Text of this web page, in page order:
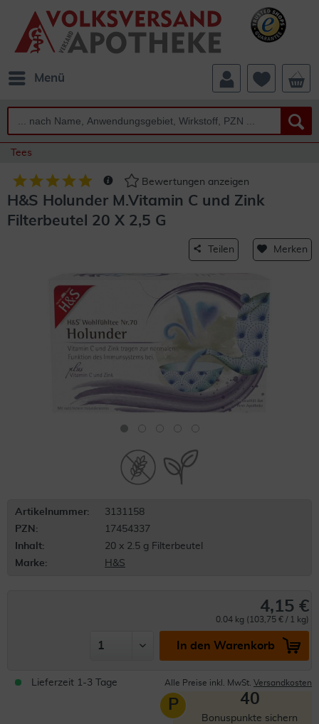
Menü
Tees
Bewertungen anzeigen
H&S Holunder M.Vitamin C und Zink
Filterbeutel 20 X 2,5 G
Teilen Merken
Artikelnummer:
3131158
PZN:
17454337
Inhalt:
20 x 2.5 g Filterbeutel
Marke:
H&S
4,15 €
0.04 kg (103,75 € / 1 kg)
In den Warenkorb
Lieferzeit 1-3 Tage Alle Preise inkl. MwSt. Versandkosten
P 40
Bonuspunkte sichern